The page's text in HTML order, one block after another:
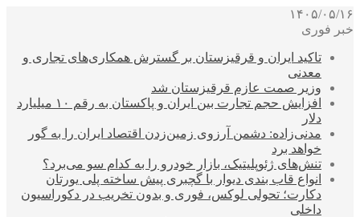
۱۴۰۵/۰۵/۱۶
خبر فوری
تاکید ایران و قرقیزستان بر گسترش همکاری‌های تجاری و
معدنی
وزیر صمت عازم قرقیزستان شد
افزایش حجم تجارت بین ایران و پاکستان به رقم ۱۰ میلیارد
دلار
مدنی‌زاده: دشمن آرزوی زمین‌زدن اقتصاد ایران را به گور
خواهد برد
تنش‌های ژئوپلیتیک، بازار خودرو را به کدام سو می‌برد؟
انواع قاب بندی دیوار با گچبری پیش ساخته پلی یورتان
دکارت؛ تحولی لوکس، فوری و بدون تخریب در دکوراسیون
داخلی